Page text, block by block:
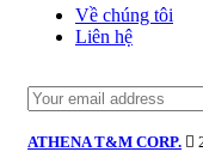
Về chúng tôi
Liên hệ
ATHENA T&M CORP.